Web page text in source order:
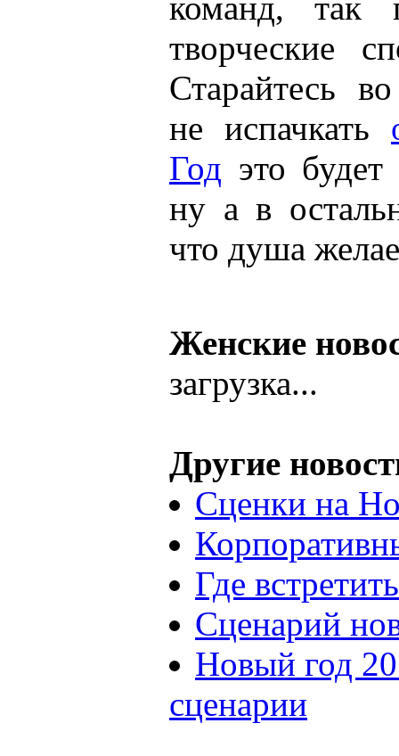
творческие
Старайтесь
не испачкать
Год это
ну а в
что душа
Женские
загрузка...
Другие
Сценки на
Где
Сценарий
Новый год
сценарии